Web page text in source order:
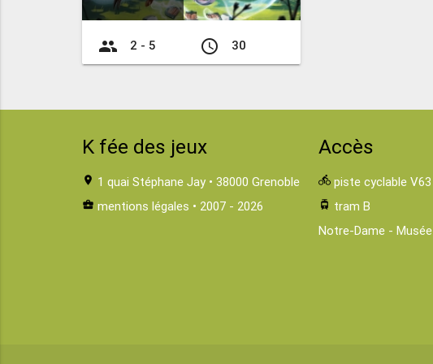
group 2 - 5 access_time 30
K fée des jeux
location_on 1 quai Stéphane Jay • 38000 Grenoble
business_center mentions légales • 2007 - 2026
Accès
directions_bike piste cyclable V63
tram tram B
Notre-Dame - Musée